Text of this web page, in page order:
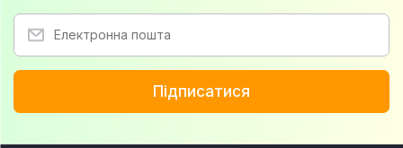
Підписатися